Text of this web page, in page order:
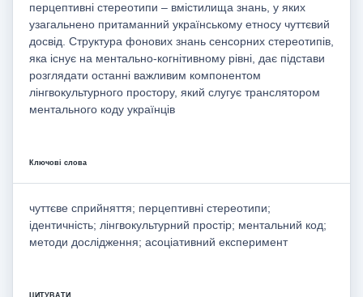
перцептивні стереотипи – вмістилища знань, у яких
узагальнено притаманний українському етносу чуттєвий
досвід. Структура фонових знань сенсорних стереотипів,
яка існує на ментально-когнітивному рівні, дає підстави
розглядати останні важливим компонентом
лінгвокультурного простору, який слугує транслятором
ментального коду українців
Ключові слова
чуттєве сприйняття; перцептивні стереотипи;
ідентичність; лінгвокультурний простір; ментальний код;
методи дослідження; асоціативний експеримент